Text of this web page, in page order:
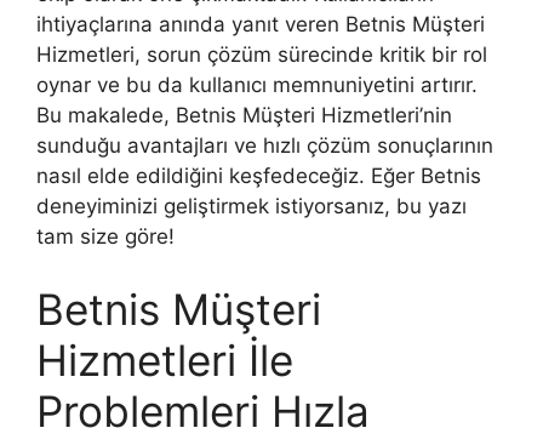
ihtiyaçlarına anında yanıt veren Betnis Müşteri
Hizmetleri, sorun çözüm sürecinde kritik bir rol
oynar ve bu da kullanıcı memnuniyetini artırır.
Bu makalede, Betnis Müşteri Hizmetleri’nin
sunduğu avantajları ve hızlı çözüm sonuçlarının
nasıl elde edildiğini keşfedeceğiz. Eğer Betnis
deneyiminizi geliştirmek istiyorsanız, bu yazı
tam size göre!
Betnis Müşteri
Hizmetleri İle
Problemleri Hızla